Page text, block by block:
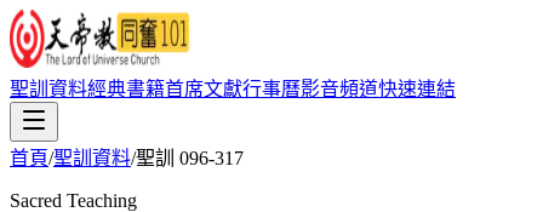
聖訓資料經典書籍首席文獻行事曆影音頻道快速連結
首頁/聖訓資料/聖訓 096-317
Sacred Teaching